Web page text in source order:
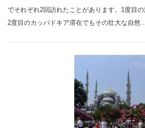
でそれぞれ2回訪れたことがあります。1度目の
2度目のカッパドキア滞在でもその壮大な自然